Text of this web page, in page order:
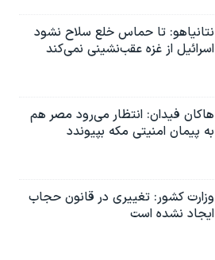
نتانیاهو: تا حماس خلع سلاح نشود
اسرائیل از غزه عقب‌نشینی نمی‌کند
هاکان فیدان: انتظار می‌رود مصر هم
به پیمان امنیتی مکه بپیوندد
وزارت کشور: تغییری در قانون حجاب
ایجاد نشده است